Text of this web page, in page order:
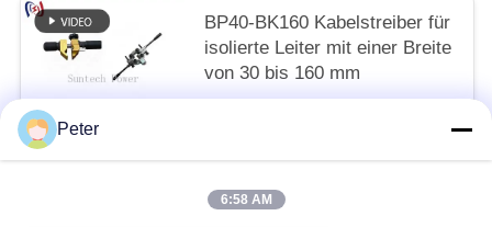
BP40-BK160 Kabelstreiber für
isolierte Leiter mit einer Breite
von 30 bis 160 mm
VERBINDUNG
Peter
6:58 AM